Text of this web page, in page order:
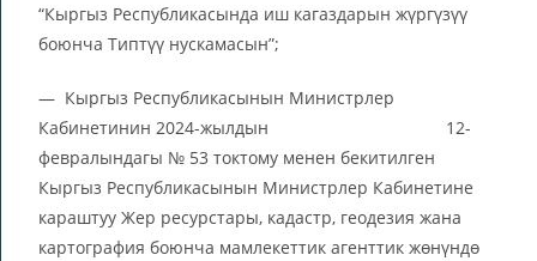
“Кыргыз Республикасында иш кагаздарын жүргүзүү
боюнча Типтүү нускамасын”;
— Кыргыз Республикасынын Министрлер
Кабинетинин 2024-жылдын 12-
февралындагы № 53 токтому менен бекитилген
Кыргыз Республикасынын Министрлер Кабинетине
караштуу Жер ресурстары, кадастр, геодезия жана
картография боюнча мамлекеттик агенттик жөнүндө